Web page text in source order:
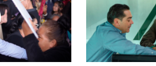
Por
Mejoras
Hidráulicas
En